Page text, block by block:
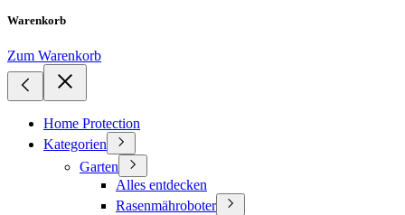
Warenkorb
Zum Warenkorb
Home Protection
Kategorien
Garten
Alles entdecken
Rasenmähroboter